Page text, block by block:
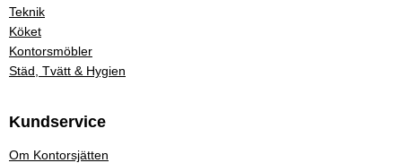
Teknik
Köket
Kontorsmöbler
Städ, Tvätt & Hygien
Kundservice
Om Kontorsjätten